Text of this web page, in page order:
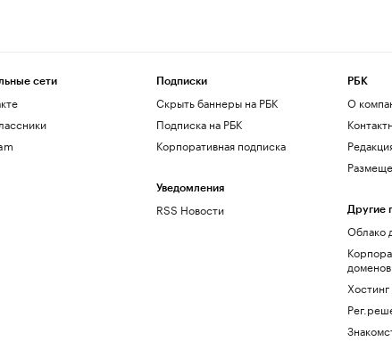
сети Подписки
Скрыть баннеры на РБК
Подписка на РБК
Корпоративная подписка
Уведомления
RSS Новости
РБК
О
Другие
Облако
доменов